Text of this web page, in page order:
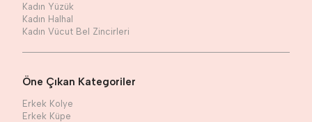
Kadın Yüzük
Kadın Halhal
Kadın Vücut Bel Zincirleri
Öne Çıkan Kategoriler
Erkek Kolye
Erkek Küpe